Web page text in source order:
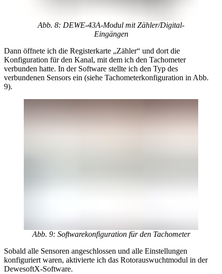
Abb. 8: DEWE-43A-Modul mit Zähler/Digital-
Eingängen
Dann öffnete ich die Registerkarte „Zähler“ und dort die
Konfiguration für den Kanal, mit dem ich den Tachometer
verbunden hatte. In der Software stellte ich den Typ des
verbundenen Sensors ein (siehe Tachometerkonfiguration in Abb.
9).
Abb. 9: Softwarekonfiguration für den Tachometer
Sobald alle Sensoren angeschlossen und alle Einstellungen
konfiguriert waren, aktivierte ich das Rotorauswuchtmodul in der
DewesoftX-Software.